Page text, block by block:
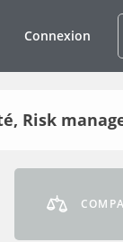
Connexion
Risk